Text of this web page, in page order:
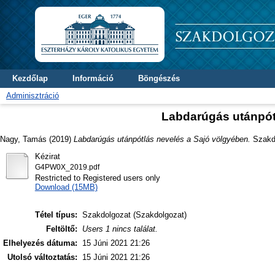
Kezdőlap Információ
Böngészés
Adminisztráció
Labdarúgás
Nagy, Tamás (2019) Labdarúgás utánpótlás nevelés a Sajó völgyében.
Kézirat
G4PW0X_2019.pdf
Restricted to Registered users only
Download (15MB)
Tétel típus: Szakdolgozat (Szakdolgozat)
Feltöltő:
Users 1 nincs találat.
Elhelyezés dátuma:
15 Júni 2021 21:26
Utolsó változtatás:
15 Júni 2021 21:26